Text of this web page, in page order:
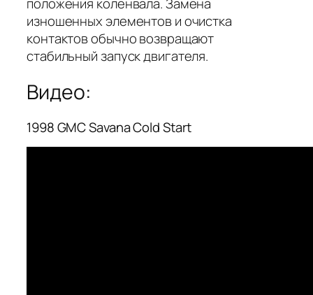
изношенных элементов и очистка
контактов обычно возвращают
стабильный запуск двигателя.
Видео:
1998 GMC Savana Cold Start